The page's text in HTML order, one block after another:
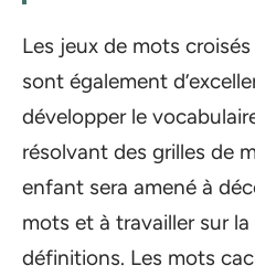
Les jeux de mots
sont également
développer le
résolvant des grilles de
enfant sera amené à
mots et à travailler sur
définitions. Les mots